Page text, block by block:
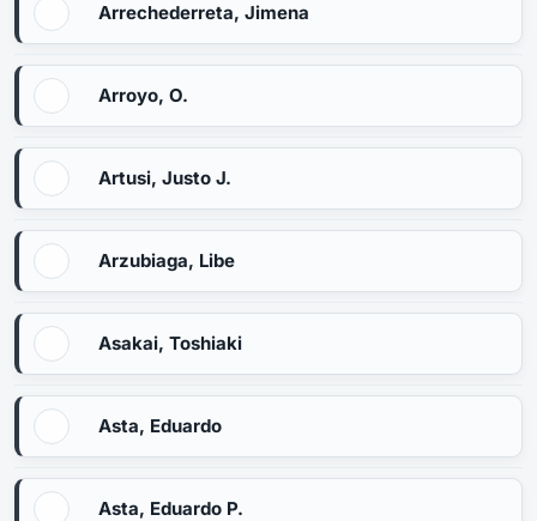
Arrechederreta, Jimena
Arroyo, O.
Artusi, Justo J.
Arzubiaga, Libe
Asakai, Toshiaki
Asta, Eduardo
Asta, Eduardo P.